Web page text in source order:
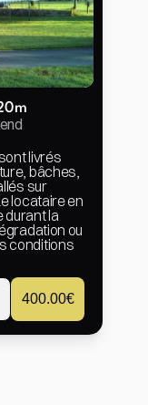
livrés
bâches,
sur
locataire en
durant la
ou
conditions
400.00€